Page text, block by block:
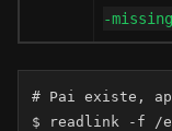
-missing
# Pai existe,
$ readlink -f /